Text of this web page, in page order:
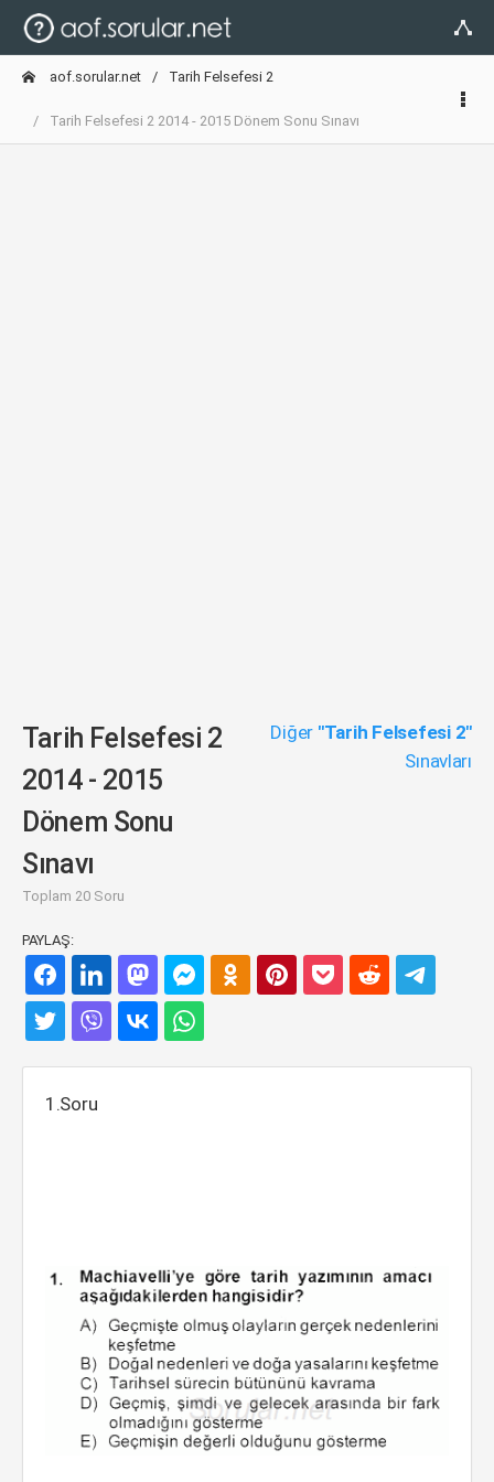
aof.sorular.net Tarih Felsefesi 2
Tarih Felsefesi 2 2014 - 2015 Dönem Sonu Sınavı
Tarih Felsefesi 2
2014 - 2015
Dönem Sonu
Sınavı
Toplam 20 Soru
Diğer "Tarih Felsefesi 2"
Sınavları
PAYLAŞ:
1.Soru